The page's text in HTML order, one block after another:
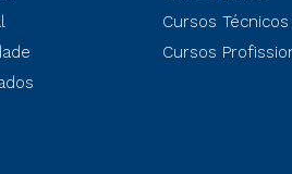
Cursos Técnicos
Cursos